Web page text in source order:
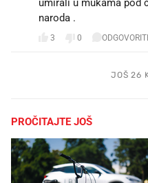
umirali u mukama pod
naroda .
3 0
JOŠ 26
PROČITAJTE JOŠ